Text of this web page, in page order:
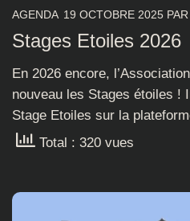
AGENDA 19 OCTOBRE 2025 PAR
Stages Etoiles 2026
En 2026 encore,
nouveau les Stages étoiles !
Stage Etoiles sur la
Total : 320 vues